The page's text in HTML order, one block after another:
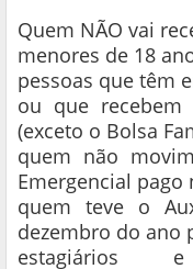
Quem NÃO vai
menores de 18
pessoas que têm
ou que recebem
(exceto o Bolsa
quem não
Emergencial pago
quem teve o
dezembro do ano
estagiários